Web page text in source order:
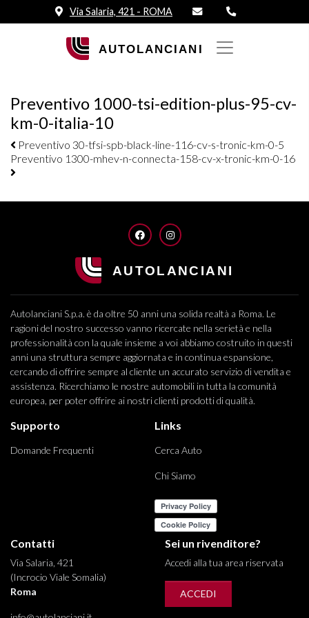
Via Salaria, 421 - ROMA
Preventivo 1000-tsi-edition-plus-95-cv-
km-0-italia-10
Navigazione elementi
Preventivo 30-tfsi-spb-black-line-116-cv-s-tronic-km-0-5
Preventivo 1300-mhev-n-connecta-158-cv-x-tronic-km-0-16
FACEBOOKINSTAGRAM
Autolanciani S.p.a. è da oltre 50 anni una solida realtà a Roma. Le
ragioni del nostro successo vanno ricercate nella serietà e nella
professionalità con la quale insieme a voi abbiamo costruito in questi
anni una struttura sempre aggiornata e in continua espansione,
cercando di offrire sempre al cliente un accurato servizio di vendita e
assistenza. Ricerchiamo le nostre automobili in tutta la comunità
europea, per poter offrire ai nostri clienti prodotti di qualità.
Supporto
Domande Frequenti
Links
Cerca Auto
Chi Siamo
Contatti
Via Salaria, 421
(Incrocio Viale Somalia)
Roma
Sei un rivenditore?
Accedi alla tua area riservata
ACCEDI